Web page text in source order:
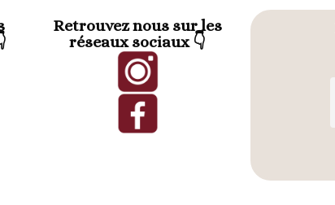
Retrouvez nous sur les
réseaux sociaux 👇